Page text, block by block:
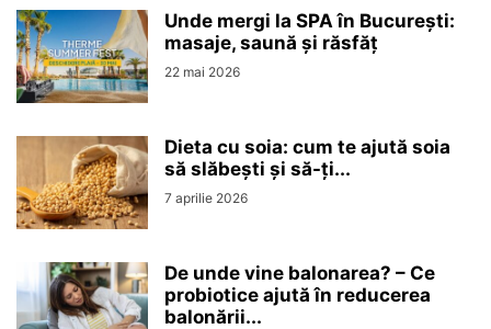
Unde mergi la SPA în București:
masaje, saună și răsfăț
22 mai 2026
Dieta cu soia: cum te ajută soia
să slăbești și să-ți...
7 aprilie 2026
De unde vine balonarea? – Ce
probiotice ajută în reducerea
balonării...